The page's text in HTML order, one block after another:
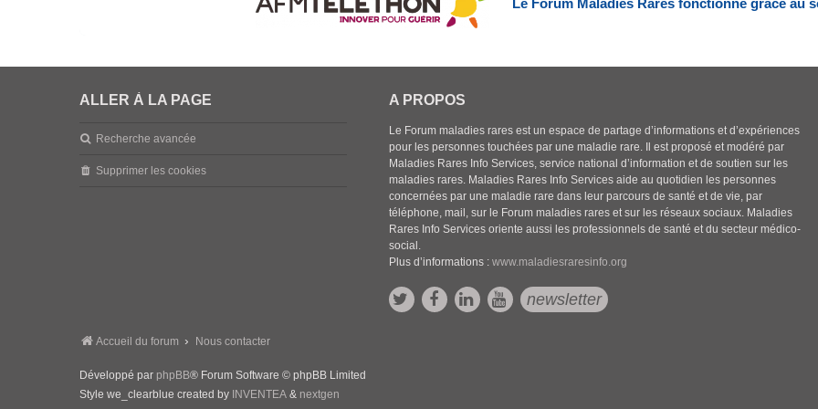
Le Forum Maladies Rares fonctionne grâce au
ALLER À LA PAGE
Recherche avancée
Supprimer les cookies
A PROPOS
Le Forum maladies rares est un espace de partage d’informations et d’expériences
pour les personnes touchées par une maladie rare. Il est proposé et modéré par
Maladies Rares Info Services, service national d’information et de soutien sur les
maladies rares. Maladies Rares Info Services aide au quotidien les personnes
concernées par une maladie rare dans leur parcours de santé et de vie, par
téléphone, mail, sur le Forum maladies rares et sur les réseaux sociaux. Maladies
Rares Info Services oriente aussi les professionnels de santé et du secteur médico-
social.
Plus d’informations :www.maladiesraresinfo.org
newsletter
Accueil du forum Nous contacter
Développé par phpBB® Forum Software © phpBB Limited
Style we_clearblue created by INVENTEA & nextgen